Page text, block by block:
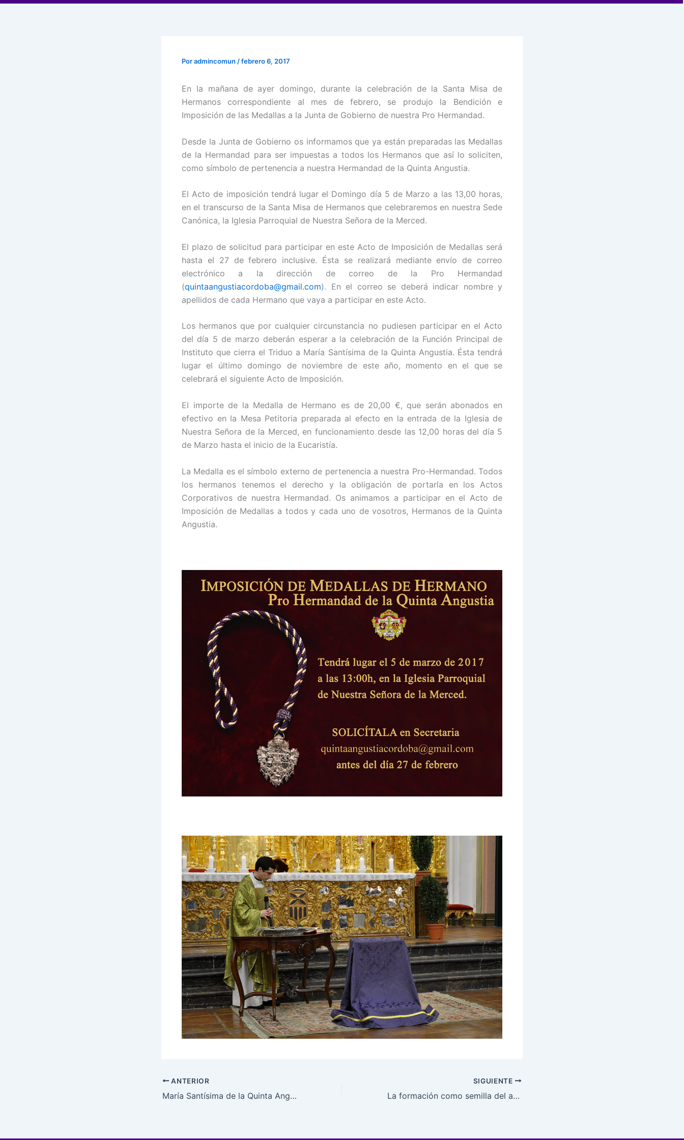
Poradmincomun /febrero 6, 2017
En la mañana de ayer domingo, durante la celebración de la Santa Misa de
Hermanos correspondiente al mes de febrero, se produjo la Bendición e
Imposición de las Medallas a la Junta de Gobierno de nuestra Pro Hermandad.
Desde la Junta de Gobierno os informamos que ya están preparadas las Medallas
de la Hermandad para ser impuestas a todos los Hermanos que así lo soliciten,
como símbolo de pertenencia a nuestra Hermandad de la Quinta Angustia.
El Acto de imposición tendrá lugar el Domingo día 5 de Marzo a las 13,00 horas,
en el transcurso de la Santa Misa de Hermanos que celebraremos en nuestra Sede
Canónica, la Iglesia Parroquial de Nuestra Señora de la Merced.
El plazo de solicitud para participar en este Acto de Imposición de Medallas será
hasta el 27 de febrero inclusive. Ésta se realizará mediante envío de correo
electrónico a la dirección de correo de la Pro Hermandad
(quintaangustiacordoba@gmail.com). En el correo se deberá indicar nombre y
apellidos de cada Hermano que vaya a participar en este Acto.
Los hermanos que por cualquier circunstancia no pudiesen participar en el Acto
del día 5 de marzo deberán esperar a la celebración de la Función Principal de
Instituto que cierra el Triduo a María Santísima de la Quinta Angustia. Ésta tendrá
lugar el último domingo de noviembre de este año, momento en el que se
celebrará el siguiente Acto de Imposición.
El importe de la Medalla de Hermano es de 20,00 €, que serán abonados en
efectivo en la Mesa Petitoria preparada al efecto en la entrada de la Iglesia de
Nuestra Señora de la Merced, en funcionamiento desde las 12,00 horas del día 5
de Marzo hasta el inicio de la Eucaristía.
La Medalla es el símbolo externo de pertenencia a nuestra Pro-Hermandad. Todos
los hermanos tenemos el derecho y la obligación de portarla en los Actos
Corporativos de nuestra Hermandad. Os animamos a participar en el Acto de
Imposición de Medallas a todos y cada uno de vosotros, Hermanos de la Quinta
Angustia.
ANTERIOR
María Santísima de la Quinta Angustia ataviada para la Candelaria
SIGUIENTE
La formación como semilla del auténtico cofrade